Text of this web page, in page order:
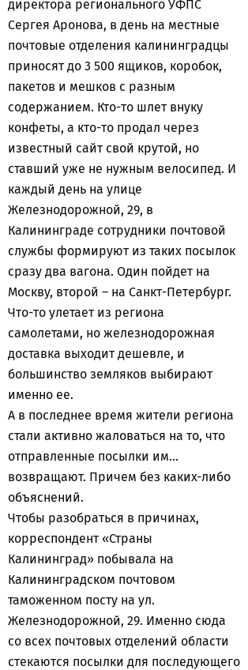
директора регионального УФПС
Сергея Аронова, в день на местные
почтовые отделения калининградцы
приносят до 3 500 ящиков, коробок,
пакетов и мешков с разным
содержанием. Кто-то шлет внуку
конфеты, а кто-то продал через
известный сайт свой крутой, но
ставший уже не нужным велосипед. И
каждый день на улице
Железнодорожной, 29, в
Калининграде сотрудники почтовой
службы формируют из таких посылок
сразу два вагона. Один пойдет на
Москву, второй – на Санкт-Петербург.
Что-то улетает из региона
самолетами, но железнодорожная
доставка выходит дешевле, и
большинство земляков выбирают
именно ее.
А в последнее время жители региона
стали активно жаловаться на то, что
отправленные посылки им...
возвращают. Причем без каких-либо
объяснений.
Чтобы разобраться в причинах,
корреспондент «Страны
Калининград» побывала на
Калининградском почтовом
таможенном посту на ул.
Железнодорожной, 29. Именно сюда
со всех почтовых отделений области
стекаются посылки для последующего